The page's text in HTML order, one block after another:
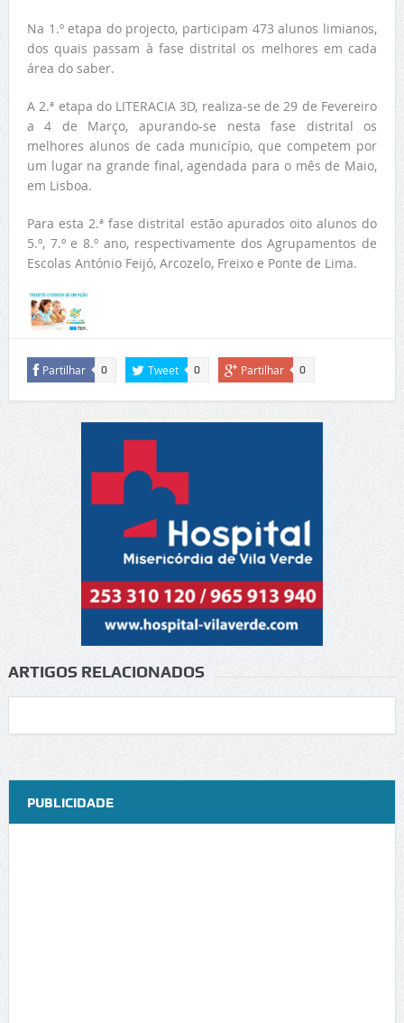
Na 1.º etapa do projecto, participam 473 alunos limianos,
dos quais passam à fase distrital os melhores em cada
área do saber.
A 2.ª etapa do LITERACIA 3D, realiza-se de 29 de Fevereiro
a 4 de Março, apurando-se nesta fase distrital os
melhores alunos de cada município, que competem por
um lugar na grande final, agendada para o mês de Maio,
em Lisboa.
Para esta 2.ª fase distrital estão apurados oito alunos do
5.º, 7.º e 8.º ano, respectivamente dos Agrupamentos de
Escolas António Feijó, Arcozelo, Freixo e Ponte de Lima.
Partilhar 0 Tweet 0 Partilhar 0
ARTIGOS RELACIONADOS
PUBLICIDADE